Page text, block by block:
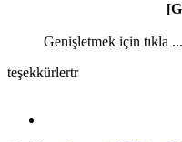
Genişletmek için tıkla ...
teşekkürlertr